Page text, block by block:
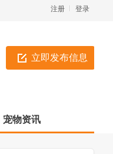
登录
注册
立即发布信息
宠物资讯